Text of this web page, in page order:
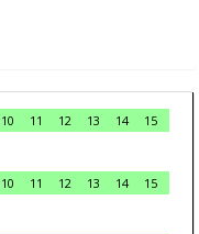
10 11 12 13 14
15
10 11 12 13 14
15